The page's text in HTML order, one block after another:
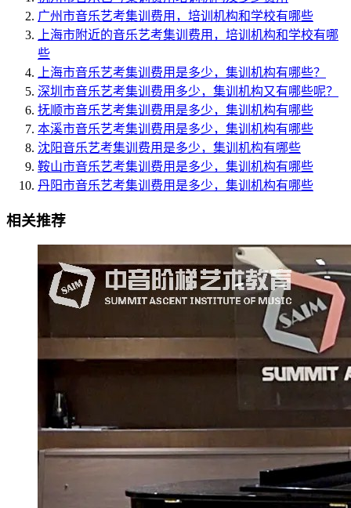
广州市音乐艺考集训费用，培训机构和学校有哪些
上海市附近的音乐艺考集训费用，培训机构和学校有哪
些
上海市音乐艺考集训费用是多少，集训机构有哪些？
深圳市音乐艺考集训费用多少，集训机构又有哪些呢？
抚顺市音乐艺考集训费用是多少，集训机构有哪些
本溪市音乐艺考集训费用是多少，集训机构有哪些
沈阳音乐艺考集训费用是多少，集训机构有哪些
鞍山市音乐艺考集训费用是多少，集训机构有哪些
丹阳市音乐艺考集训费用是多少，集训机构有哪些
相关推荐